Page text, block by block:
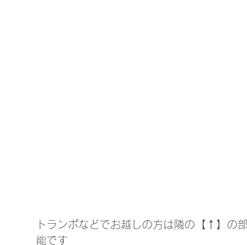
トランポなどでお越しの方は隣の 【↑】 の
能です